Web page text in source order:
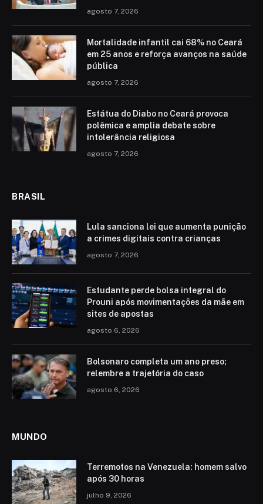
agosto 7, 2026
Mortalidade infantil cai 68% no Ceará
em 25 anos e reforça avanços na saúde
pública
agosto 7, 2026
Estátua do Diabo no Ceará provoca
polêmica e amplia debate sobre
intolerância religiosa
agosto 7, 2026
BRASIL
Lula sanciona lei que aumenta punição
a crimes digitais contra crianças
agosto 7, 2026
Estudante perde bolsa integral do
Prouni após movimentações da mãe em
sites de apostas
agosto 6, 2026
Bolsonaro completa um ano preso;
relembre a trajetória do caso
agosto 6, 2026
MUNDO
Terremotos na Venezuela: homem salvo
após 30 horas
julho 9, 2026